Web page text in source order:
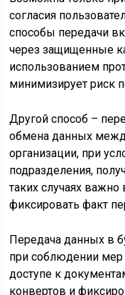
согласия
способы передачи
через защищенные
использованием
минимизирует риск
Другой способ –
обмена данных
организации, при
подразделения,
таких случаях важно
фиксировать факт
Передача данных в
при соблюдении мер
доступе к
конвертов и